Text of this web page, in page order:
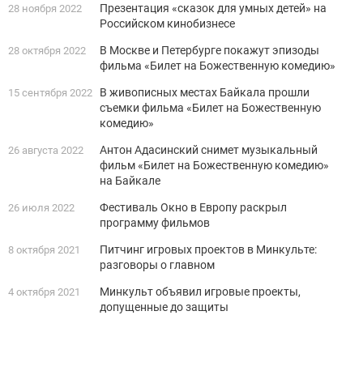
28 ноября 2022
Презентация «сказок для умных детей» на
Российском кинобизнесе
28 октября 2022
В Москве и Петербурге покажут эпизоды
фильма «Билет на Божественную комедию»
15 сентября 2022
В живописных местах Байкала прошли
съемки фильма «Билет на Божественную
комедию»
26 августа 2022
Антон Адасинский снимет музыкальный
фильм «Билет на Божественную комедию»
на Байкале
26 июля 2022
Фестиваль Окно в Европу раскрыл
программу фильмов
8 октября 2021
Питчинг игровых проектов в Минкульте:
разговоры о главном
4 октября 2021
Минкульт объявил игровые проекты,
допущенные до защиты